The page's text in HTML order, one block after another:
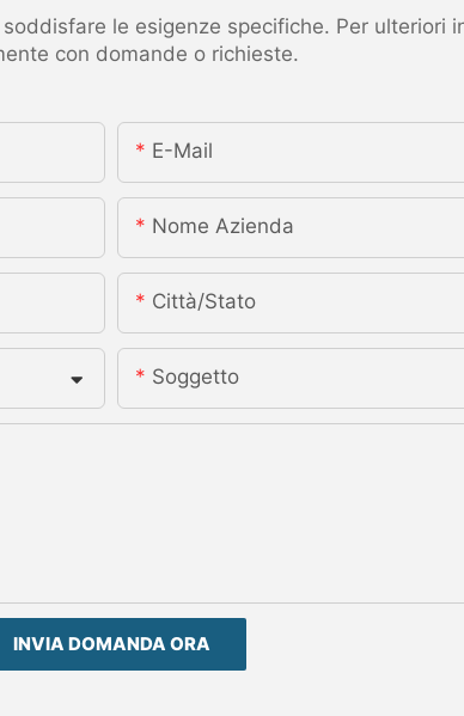
le esigenze specifiche. Per ulteriori
con domande o richieste.
E-Mail
Nome Azienda
Città/stato
Soggetto
INVIA DOMANDA ORA